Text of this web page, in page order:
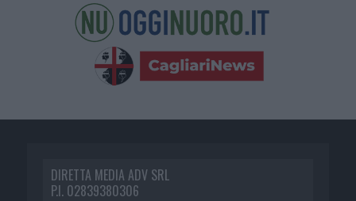
DIRETTA MEDIA ADV SRL
P.I. 02839380306